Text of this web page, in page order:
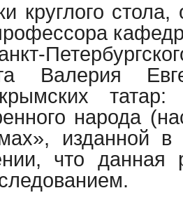
круглого
Валерия
татар:
народа
изданной в
что данная